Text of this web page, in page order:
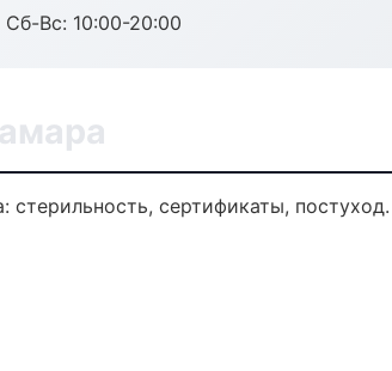
Вс: 10:00-20:00
стерильность, сертификаты,